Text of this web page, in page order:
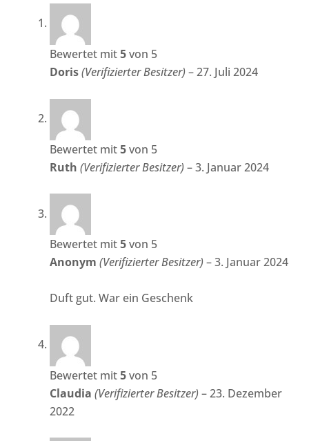
Bewertet mit5von 5
Doris(Verifizierter Besitzer) –27. Juli 2024
Bewertet mit5von 5
Ruth(Verifizierter Besitzer) –3. Januar 2024
Bewertet mit5von 5
Anonym(Verifizierter Besitzer) –3. Januar 2024
Duft gut. War ein Geschenk
Bewertet mit5von 5
Claudia(Verifizierter Besitzer) –23. Dezember
2022